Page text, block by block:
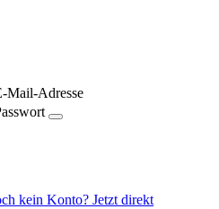
Mail-Adresse
kein Konto? Jetzt direkt